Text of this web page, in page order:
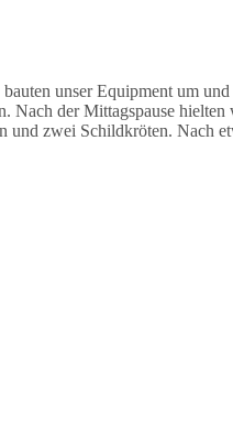
Wir tauchten stationär
unser Equipment um
Nach der Mittagspause
und zwei Schildkröten. Nach